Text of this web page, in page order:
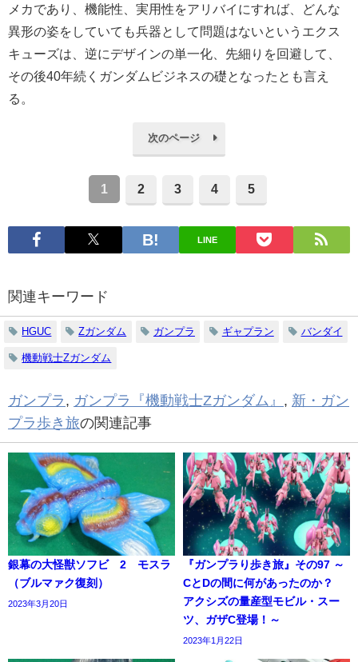
メカであり、機能性、実用性をアリバイにすれば、どんな
異形の姿をしていても兵器として問題はないというエクス
キューズは、逆にデザインの単一化、先細りを回避して、
その後40年続くガンダムビジネスの礎となったとも言え
る。
次のページ
1 2 3 4 5
LINE
関連キーワード
HGUC Zガンダム ガンプラ ギャプラン バンダイ
機動戦士Zガンダム
ガンプラ ガンプラ『機動戦士Zガンダム』
新・ガン
プラ歩き旅の関連記事
銀幕の大怪獣ソフビ 2 モスラ
（ブルマァク復刻）
2023年3月20日
『ガンプラり歩き旅』その97 ～
CとDの間に何があったのか？
アクシズの量産型モビル・スー
ツ、ガザC登場！～
2023年1月22日